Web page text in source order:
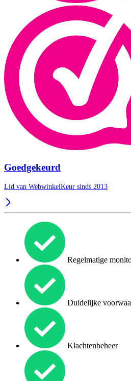
Goedgekeurd
Lid van WebwinkelKeur sinds 2013
Regelmatige
Duidelijke
Klachtenbeheer